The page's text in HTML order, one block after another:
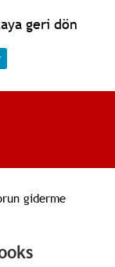
geri dön
giderme